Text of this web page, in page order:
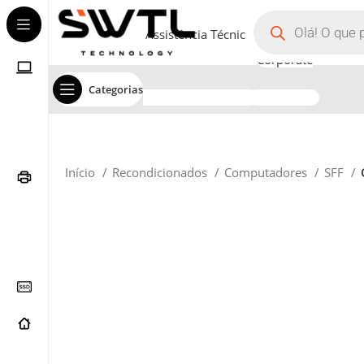
Categorias
Assistência Técnica
Corporate
Início Recondicionados Computadores SFF